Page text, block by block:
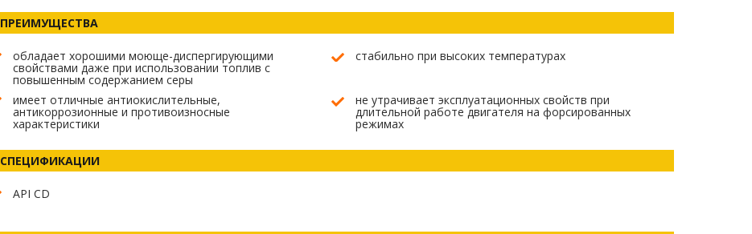
ПРЕИМУЩЕСТВА
обладает хорошими моюще-диспергирующими
свойствами даже при использовании топлив с
повышенным содержанием серы
стабильно при высоких температурах
имеет отличные антиокислительные,
антикоррозионные и противоизносные
характеристики
не утрачивает эксплуатационных свойств при
длительной работе двигателя на форсированных
режимах
СПЕЦИФИКАЦИИ
API CD